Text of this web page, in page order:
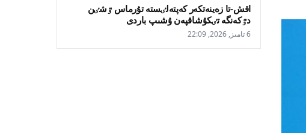
اقش-تا زەينەتكەر كەپتەلٸستە تۇرماس ٷشٸن
دٷكەنگە تٸكۇشاقپەن ۇشىپ باردى
6 تامىز, 2026, 22:09